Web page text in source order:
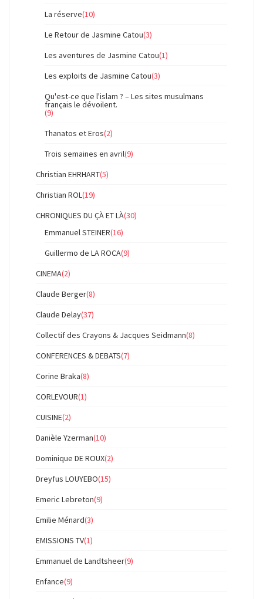
La réserve(10)
Le Retour de Jasmine Catou(3)
Les aventures de Jasmine Catou(1)
Les exploits de Jasmine Catou(3)
Qu'est-ce que l'islam ? – Les sites musulmans
français le dévoilent.
(9)
Thanatos et Eros(2)
Trois semaines en avril(9)
Christian EHRHART(5)
Christian ROL(19)
CHRONIQUES DU ÇÀ ET LÀ(30)
Emmanuel STEINER(16)
Guillermo de LA ROCA(9)
CINEMA(2)
Claude Berger(8)
Claude Delay(37)
Collectif des Crayons & Jacques Seidmann(8)
CONFERENCES & DEBATS(7)
Corine Braka(8)
CORLEVOUR(1)
CUISINE(2)
Danièle Yzerman(10)
Dominique DE ROUX(2)
Dreyfus LOUYEBO(15)
Emeric Lebreton(9)
Emilie Ménard(3)
EMISSIONS TV(1)
Emmanuel de Landtsheer(9)
Enfance(9)